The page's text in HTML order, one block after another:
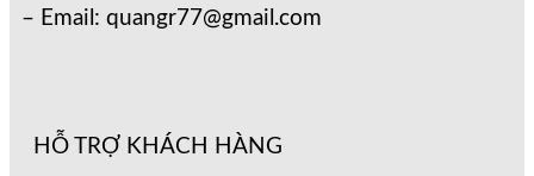
– Email: quangr77@gmail.com
HỖ TRỢ KHÁCH HÀNG